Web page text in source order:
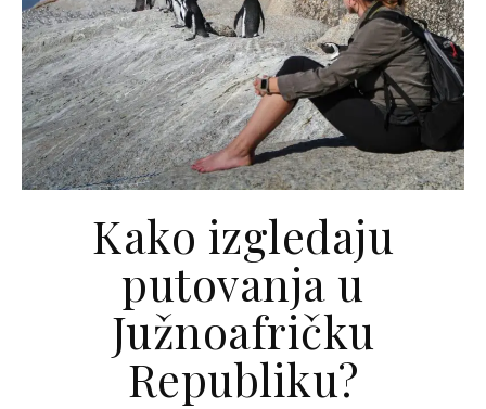
Kako izgledaju
putovanja u
Južnoafričku
Republiku?